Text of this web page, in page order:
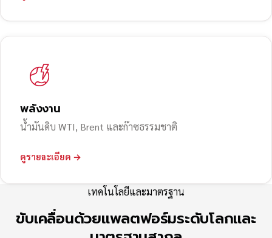
พลังงาน
น้ำมันดิบ WTI, Brent และก๊าซธรรมชาติ
ดูรายละเอียด →
เทคโนโลยีและมาตรฐาน
ขับเคลื่อนด้วยแพลตฟอร์มระดับโลกและ